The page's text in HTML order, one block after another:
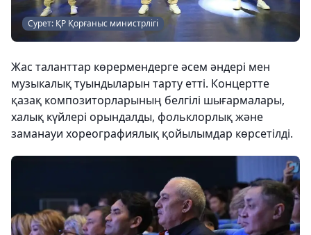
Сурет: ҚР Қорғаныс министрлігі
Жас таланттар көрермендерге әсем әндері мен
музыкалық туындыларын тарту етті. Концертте
қазақ композиторларының белгілі шығармалары,
халық күйлері орындалды, фольклорлық және
заманауи хореографиялық қойылымдар көрсетілді.